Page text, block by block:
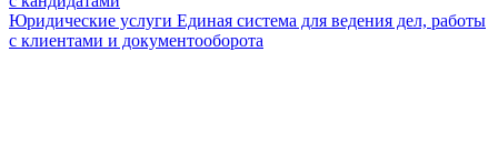
Юридические услуги Единая система для ведения дел, работы
с клиентами и документооборота